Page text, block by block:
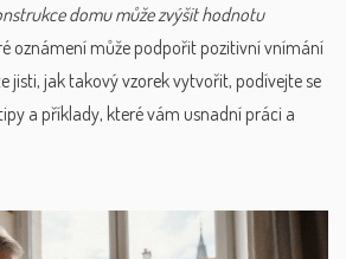
domu může zvýšit hodnotu
oznámení může podpořit pozitivní vnímání
jisti, jak takový vzorek vytvořit, podívejte se
a příklady, které vám usnadní práci a